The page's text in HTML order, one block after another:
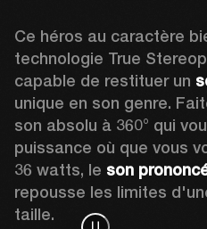
Ce héros au caractère
technologie True
capable de restituer un
unique en son genre.
son absolu à 360° qui
puissance où que vous
36 watts, le son
repousse les limites
taille.